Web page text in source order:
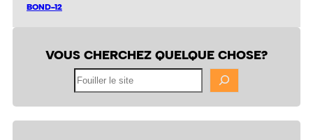
BOND-12
VOUS CHERCHEZ QUELQUE CHOSE?